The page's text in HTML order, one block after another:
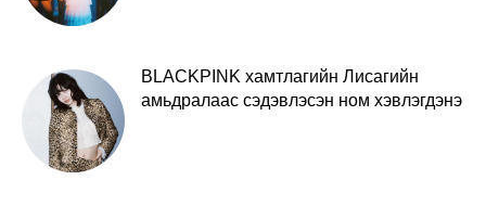
BLACKPINK хамтлагийн Лисагийн
амьдралаас сэдэвлэсэн ном хэвлэгдэнэ